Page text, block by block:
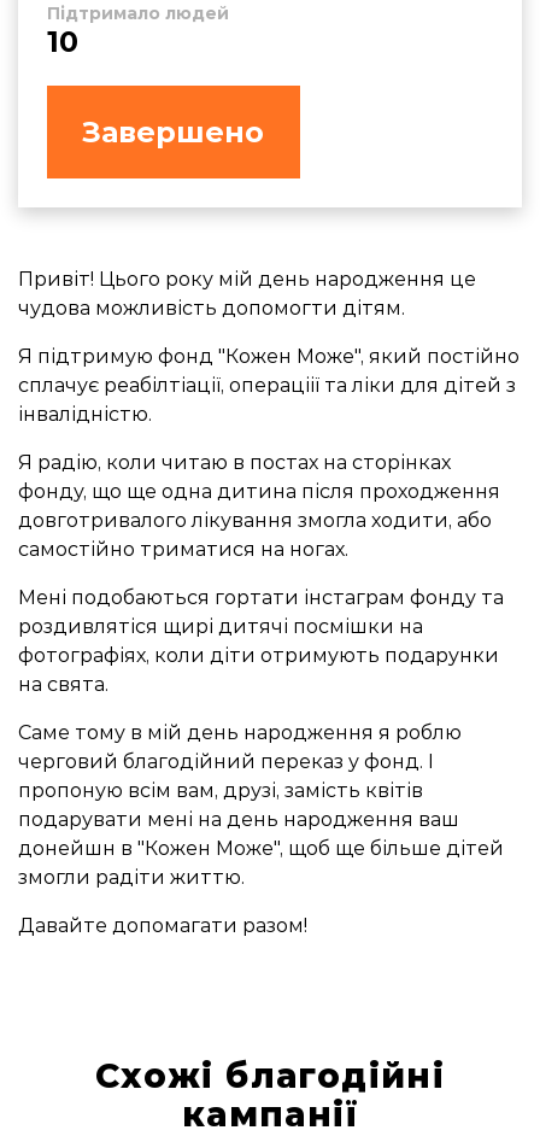
Підтримало людей
10
Завершено
Привіт! Цього року мій день народження це
чудова можливість допомогти дітям.
Я підтримую фонд "Кожен Може", який постійно
сплачує реабілтіації, операціії та ліки для дітей з
інвалідністю.
Я радію, коли читаю в постах на сторінках
фонду, що ще одна дитина після проходження
довготривалого лікування змогла ходити, або
самостійно триматися на ногах.
Мені подобаються гортати інстаграм фонду та
роздивлятіся щирі дитячі посмішки на
фотографіях, коли діти отримують подарунки
на свята.
Саме тому в мій день народження я роблю
черговий благодійний переказ у фонд. І
пропоную всім вам, друзі, замість квітів
подарувати мені на день народження ваш
донейшн в "Кожен Може", щоб ще більше дітей
змогли радіти життю.
Давайте допомагати разом!
Схожі благодійні
кампанії